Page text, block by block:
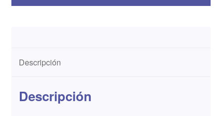
Descripción
Descripción